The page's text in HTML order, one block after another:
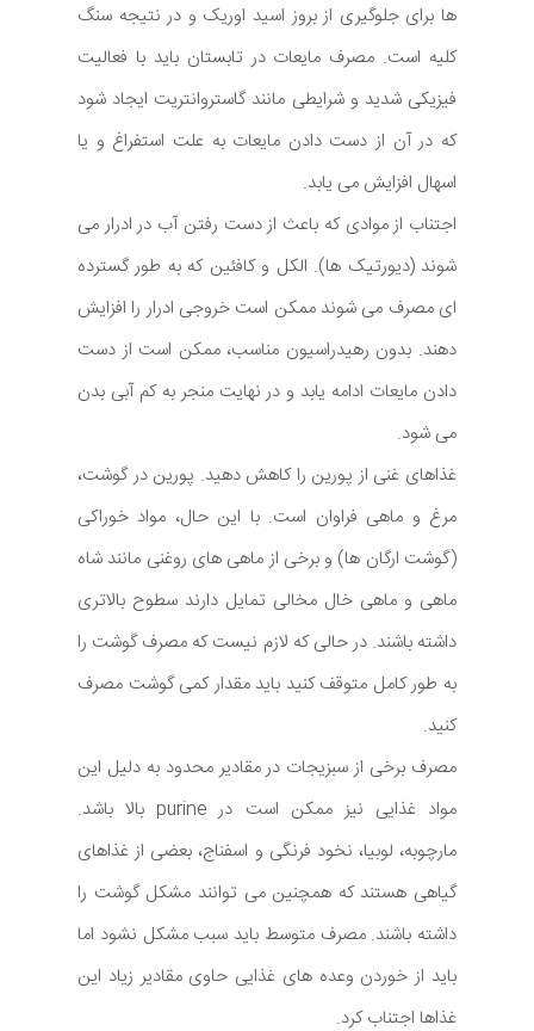
ها برای جلوگیری از بروز اسید اوریک و در نتیجه سنگ
کلیه است. مصرف مایعات در تابستان باید با فعالیت
فیزیکی شدید و شرایطی مانند گاستروانتریت ایجاد شود
که در آن از دست دادن مایعات به علت استفراغ و یا
اسهال افزایش می یابد.
اجتناب از موادی که باعث از دست رفتن آب در ادرار می
شوند (دیورتیک ها). الکل و کافئین که به طور گسترده
ای مصرف می شوند ممکن است خروجی ادرار را افزایش
دهند. بدون رهیدراسیون مناسب، ممکن است از دست
دادن مایعات ادامه یابد و در نهایت منجر به کم آبی بدن
می شود.
غذاهای غنی از پورین را کاهش دهید. پورین در گوشت،
مرغ و ماهی فراوان است. با این حال، مواد خوراکی
(گوشت ارگان ها) و برخی از ماهی های روغنی مانند شاه
ماهی و ماهی خال مخالی تمایل دارند سطوح بالاتری
داشته باشند. در حالی که لازم نیست که مصرف گوشت را
به طور کامل متوقف کنید باید مقدار کمی گوشت مصرف
کنید.
مصرف برخی از سبزیجات در مقادیر محدود به دلیل این
مواد غذایی نیز ممکن است در purine بالا باشد.
مارچوبه، لوبیا، نخود فرنگی و اسفناج، بعضی از غذاهای
گیاهی هستند که همچنین می توانند مشکل گوشت را
داشته باشند. مصرف متوسط باید سبب مشکل نشود اما
باید از خوردن وعده های غذایی حاوی مقادیر زیاد این
غذاها اجتناب کرد.